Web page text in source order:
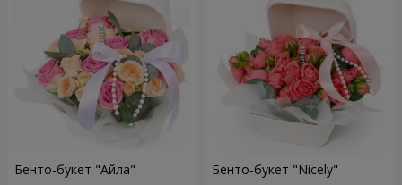
Бенто-букет "Айла" Бенто-букет "Nicely"